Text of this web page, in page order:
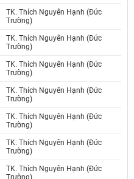
TK. Thích Nguyên Hạnh (Đức
Trường)
TK. Thích Nguyên Hạnh (Đức
Trường)
TK. Thích Nguyên Hạnh (Đức
Trường)
TK. Thích Nguyên Hạnh (Đức
Trường)
TK. Thích Nguyên Hạnh (Đức
Trường)
TK. Thích Nguyên Hạnh (Đức
Trường)
TK. Thích Nguyên Hạnh (Đức